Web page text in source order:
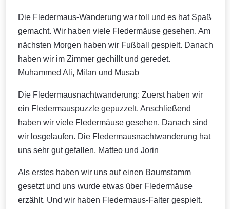
Die Fledermaus-Wanderung war toll und es hat Spaß
gemacht. Wir haben viele Fledermäuse gesehen. Am
nächsten Morgen haben wir Fußball gespielt. Danach
haben wir im Zimmer gechillt und geredet.
Muhammed Ali, Milan und Musab
Die Fledermausnachtwanderung: Zuerst haben wir
ein Fledermauspuzzle gepuzzelt. Anschließend
haben wir viele Fledermäuse gesehen. Danach sind
wir losgelaufen. Die Fledermausnachtwanderung hat
uns sehr gut gefallen. Matteo und Jorin
Als erstes haben wir uns auf einen Baumstamm
gesetzt und uns wurde etwas über Fledermäuse
erzählt. Und wir haben Fledermaus-Falter gespielt.